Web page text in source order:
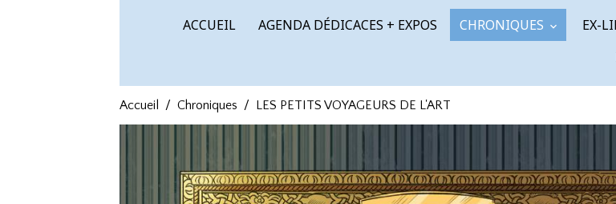
ACCUEIL AGENDA DÉDICACES + EXPOS CHRONIQUES EX-
Accueil Chroniques LES PETITS VOYAGEURS DE L'ART